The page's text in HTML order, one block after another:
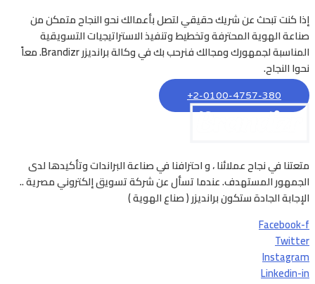
إذا كنت تبحث عن شريك حقيقي لتصل بأعمالك نحو النجاح متمكن من
صناعة الهوية المحترفة وتخطيط وتنفيذ الاستراتيجيات التسويقية
المناسبة لجمهورك ومجالك فنرحب بك في وكالة برانديزر Brandizr. معاً
نحوا النجاح.
2-0100-4757-380+
متعتنا في نجاح عملائنا ، و احترافنا في صناعة البراندات وتأكيدها لدى
الجمهور المستهدف. عندما تسأل عن شركة تسويق إلكتروني مصرية ..
الإجابة الجادة ستكون برانديزر ( صناع الهوية )
Facebook-f
Twitter
Instagram
Linkedin-in